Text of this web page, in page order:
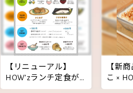
【リニューアル】
HOW’zランチ定食が
新登場！
【新
こ ×
ーショ